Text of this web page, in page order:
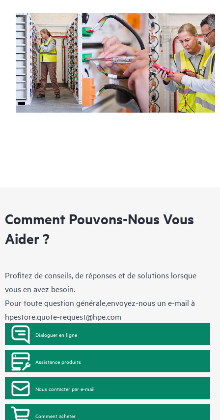
Comment Pouvons-Nous Vous
Aider ?
Profitez de conseils, de réponses et de solutions lorsque
vous en avez besoin.
Pour toute question générale,envoyez-nous un e-mail à
hpestore.quote-request@hpe.com
Dialoguer en ligne
Assistance produits
Nous contacter par e-mail
Comment acheter